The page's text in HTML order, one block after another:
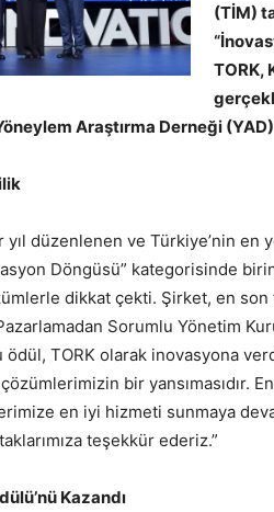
(TİM)
TORK,
Araştırma Derneği
yıl düzenlenen ve Türkiye’nin en
Döngüsü” kategorisinde
dikkat çekti. Şirket, en
Sorumlu Yönetim
ödül, TORK olarak inovasyona
bir yansımasıdır.
en iyi hizmeti sunmaya
teşekkür ederiz.”
Kazandı